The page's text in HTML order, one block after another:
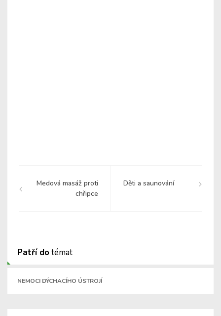
Medová masáž proti
chřipce
Děti a saunování
Patří dotémat
NEMOCI DÝCHACÍHO ÚSTROJÍ